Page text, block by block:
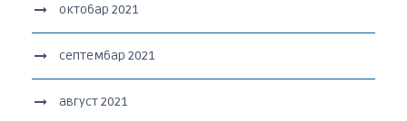
октобар 2021
септембар 2021
август 2021